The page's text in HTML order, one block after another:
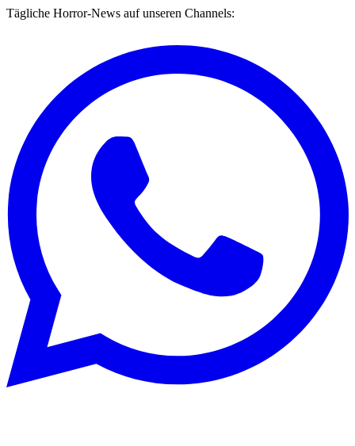
Tägliche Horror-News auf unseren Channels: